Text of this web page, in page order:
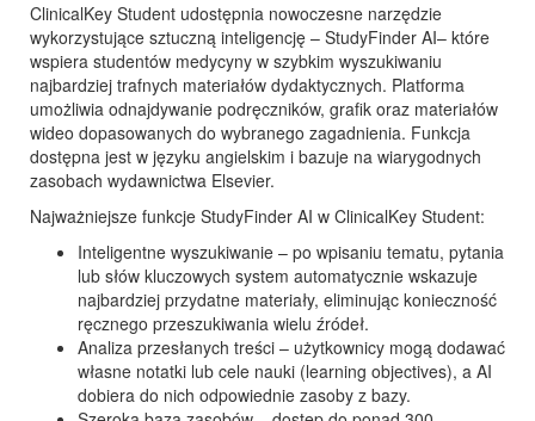
ClinicalKey Student udostępnia nowoczesne narzędzie
wykorzystujące sztuczną inteligencję – StudyFinder AI– które
wspiera studentów medycyny w szybkim wyszukiwaniu
najbardziej trafnych materiałów dydaktycznych. Platforma
umożliwia odnajdywanie podręczników, grafik oraz materiałów
wideo dopasowanych do wybranego zagadnienia. Funkcja
dostępna jest w języku angielskim i bazuje na wiarygodnych
zasobach wydawnictwa Elsevier.
Najważniejsze funkcje StudyFinder AI w ClinicalKey Student:
Inteligentne wyszukiwanie – po wpisaniu tematu, pytania
lub słów kluczowych system automatycznie wskazuje
najbardziej przydatne materiały, eliminując konieczność
ręcznego przeszukiwania wielu źródeł.
Analiza przesłanych treści – użytkownicy mogą dodawać
własne notatki lub cele nauki (learning objectives), a AI
dobiera do nich odpowiednie zasoby z bazy.